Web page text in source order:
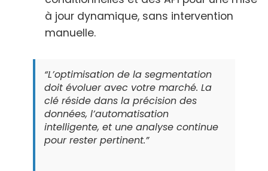
à jour dynamique, sans intervention
manuelle.
“L’optimisation de la segmentation
doit évoluer avec votre marché. La
clé réside dans la précision des
données, l’automatisation
intelligente, et une analyse continue
pour rester pertinent.”